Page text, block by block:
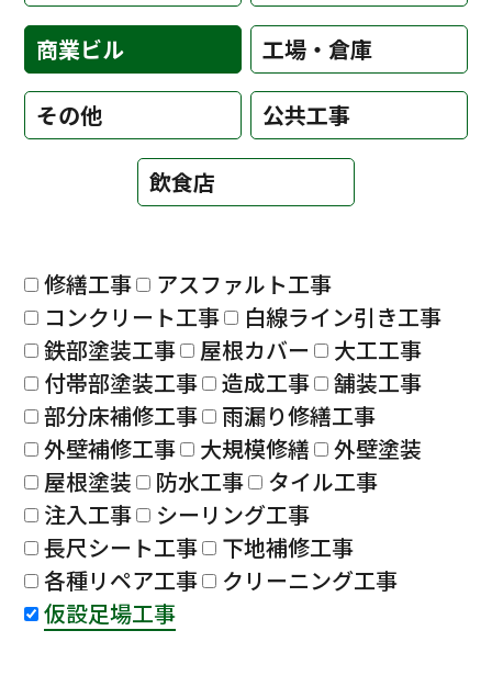
商業ビル 工場・倉庫
その他 公共工事
飲食店
修繕工事
アスファルト工事
コンクリート工事
白線ライン引き工事
鉄部塗装工事
屋根カバー
大工工事
付帯部塗装工事
造成工事
舗装工事
部分床補修工事
雨漏り修繕工事
外壁補修工事
大規模修繕
外壁塗装
屋根塗装
防水工事
タイル工事
注入工事
シーリング工事
長尺シート工事
下地補修工事
各種リペア工事
クリーニング工事
仮設足場工事